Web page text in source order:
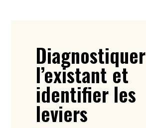
Diagnostiquer
l’existant et
identifier les
leviers